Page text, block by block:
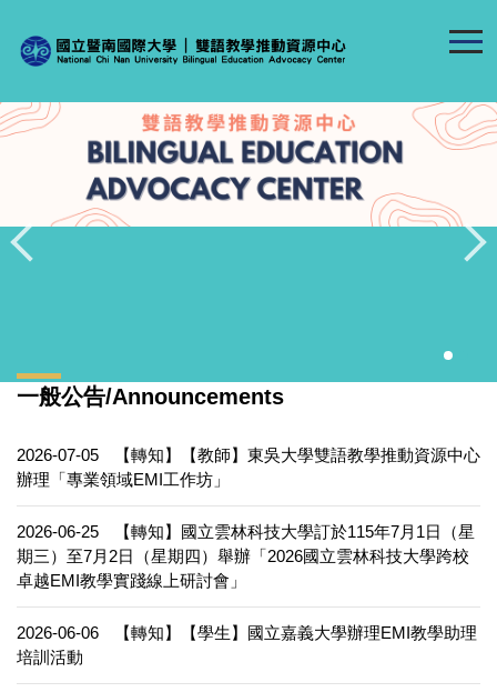
到
內
一般公告/Announcements
2026-07-05
【轉知】【教師】東吳大學雙語教學推動資源中心
辦理「專業領域EMI工作坊」
2026-06-25
【轉知】國立雲林科技大學訂於115年7月1日（星
期三）至7月2日（星期四）舉辦「2026國立雲林科技大學跨校
卓越EMI教學實踐線上研討會」
2026-06-06
【轉知】【學生】國立嘉義大學辦理EMI教學助理
培訓活動